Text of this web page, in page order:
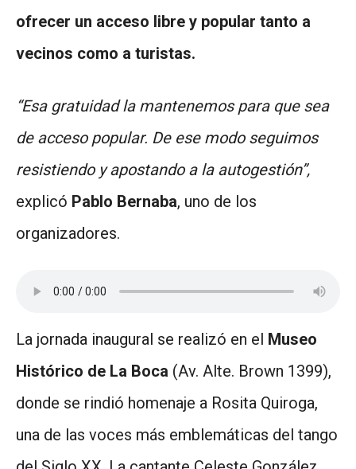
ofrecer un acceso libre y popular tanto a
vecinos como a turistas.
“Esa gratuidad la mantenemos para que sea
de acceso popular. De ese modo seguimos
resistiendo y apostando a la autogestión”,
explicó Pablo Bernaba, uno de los
organizadores.
La jornada inaugural se realizó en el Museo
Histórico de La Boca (Av. Alte. Brown 1399),
donde se rindió homenaje a Rosita Quiroga,
una de las voces más emblemáticas del tango